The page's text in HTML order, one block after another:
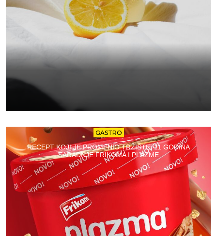
GASTRO
RECEPT KOJI JE PROMENIO TRŽIŠTE: 11 GODINA
SARADNJE FRIKOMA I PLAZME